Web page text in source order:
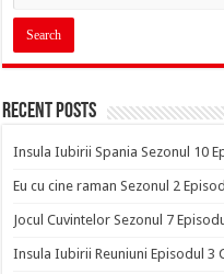
Recent Posts
Insula Iubirii Spania Sezonul 10
Eu cu cine raman Sezonul 2
Jocul Cuvintelor Sezonul 7
Insula Iubirii Reuniuni Episodul 3